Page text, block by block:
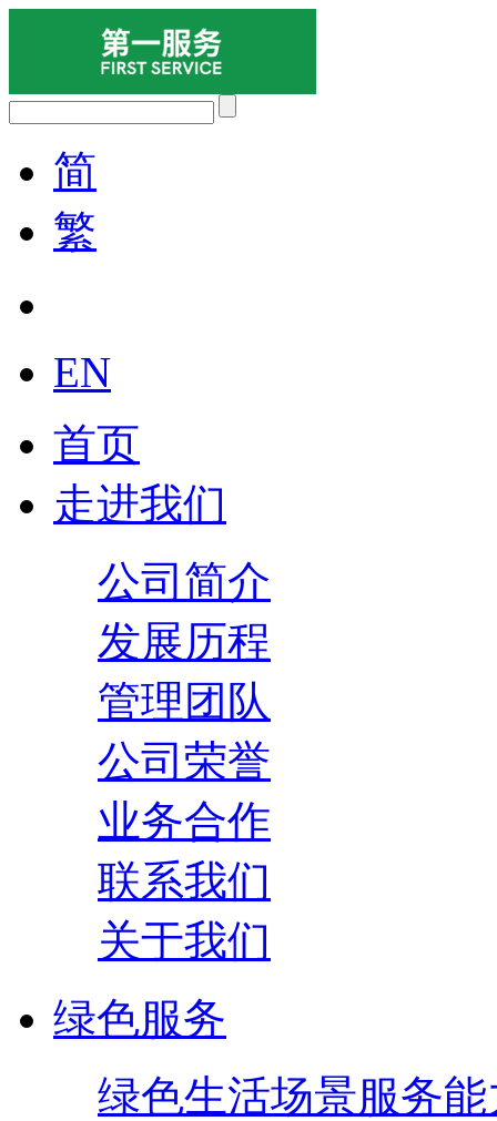
简
繁
EN
首页
走进我们
公司简介
发展历程
管理团队
公司荣誉
业务合作
联系我们
关于我们
绿色服务
绿色生活场景服务能